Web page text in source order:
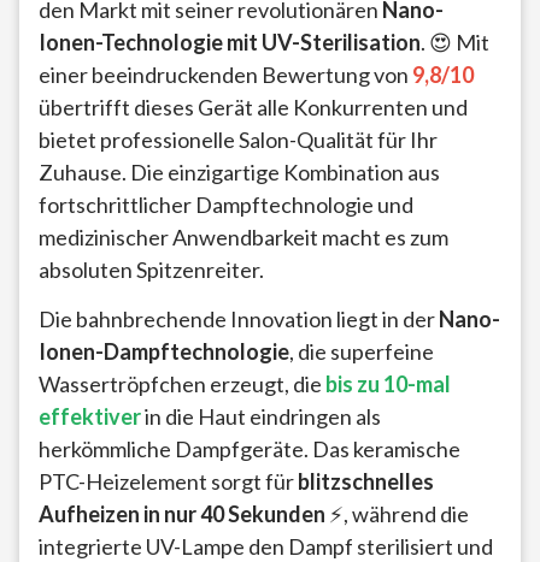
den Markt mit seiner revolutionären Nano-
Ionen-Technologie mit UV-Sterilisation. 😍 Mit
einer beeindruckenden Bewertung von 9,8/10
übertrifft dieses Gerät alle Konkurrenten und
bietet professionelle Salon-Qualität für Ihr
Zuhause. Die einzigartige Kombination aus
fortschrittlicher Dampftechnologie und
medizinischer Anwendbarkeit macht es zum
absoluten Spitzenreiter.
Die bahnbrechende Innovation liegt in derNano-
Ionen-Dampftechnologie, die superfeine
Wassertröpfchen erzeugt, die bis zu 10-mal
effektiverin die Haut eindringen als
herkömmliche Dampfgeräte. Das keramische
PTC-Heizelement sorgt fürblitzschnelles
Aufheizen in nur 40 Sekunden ⚡, während die
integrierte UV-Lampe den Dampf sterilisiert und